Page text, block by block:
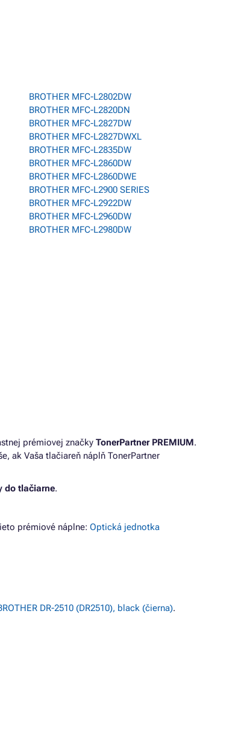
BROTHER MFC-L2802DW
BROTHER MFC-L2820DN
BROTHER MFC-L2827DW
BROTHER MFC-L2827DWXL
BROTHER MFC-L2835DW
BROTHER MFC-L2860DW
BROTHER MFC-L2860DWE
BROTHER MFC-L2900 SERIES
BROTHER MFC-L2922DW
BROTHER MFC-L2960DW
BROTHER MFC-L2980DW
prémiovej značky TonerPartner PREMIUM.
ak Vaša tlačiareň náplň TonerPartner
do tlačiarne.
prémiové náplne: Optická jednotka
DR-2510 (DR2510), black (čierna).